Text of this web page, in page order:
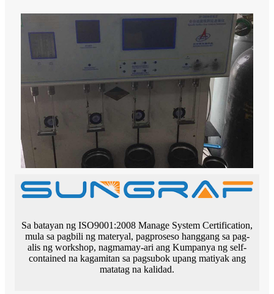
Sa batayan ng ISO9001:2008 Manage System Certification,
mula sa pagbili ng materyal, pagproseso hanggang sa pag-
alis ng workshop, nagmamay-ari ang Kumpanya ng self-
contained na kagamitan sa pagsubok upang matiyak ang
matatag na kalidad.